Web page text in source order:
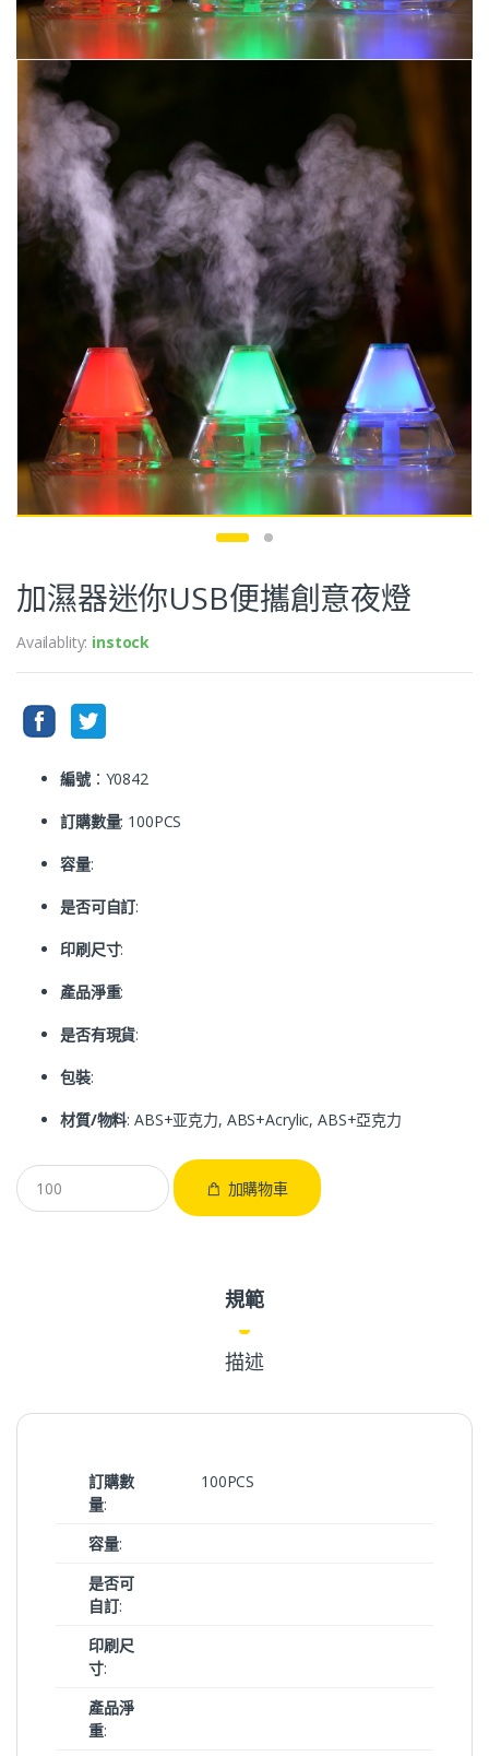
加濕器迷你USB便攜創意夜燈
Availablity: instock
編號：Y0842
訂購數量: 100PCS
容量:
是否可自訂:
印刷尺寸:
產品淨重:
是否有現貨:
包裝:
材質/物料: ABS+亚克力, ABS+Acrylic, ABS+亞克力
加購物車
規範
描述
訂購數
量:
100PCS
容量:
是否可
自訂:
印刷尺
寸:
產品淨
重: